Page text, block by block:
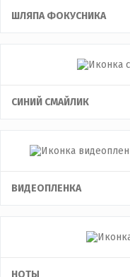
ШЛЯПА ФОКУСНИКА
СИНИЙ СМАЙЛИК
ВИДЕОПЛЕНКА
НОТЫ